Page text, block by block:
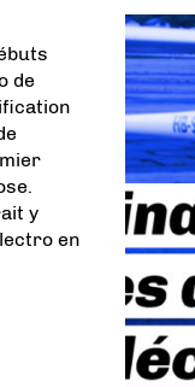
de
y
en